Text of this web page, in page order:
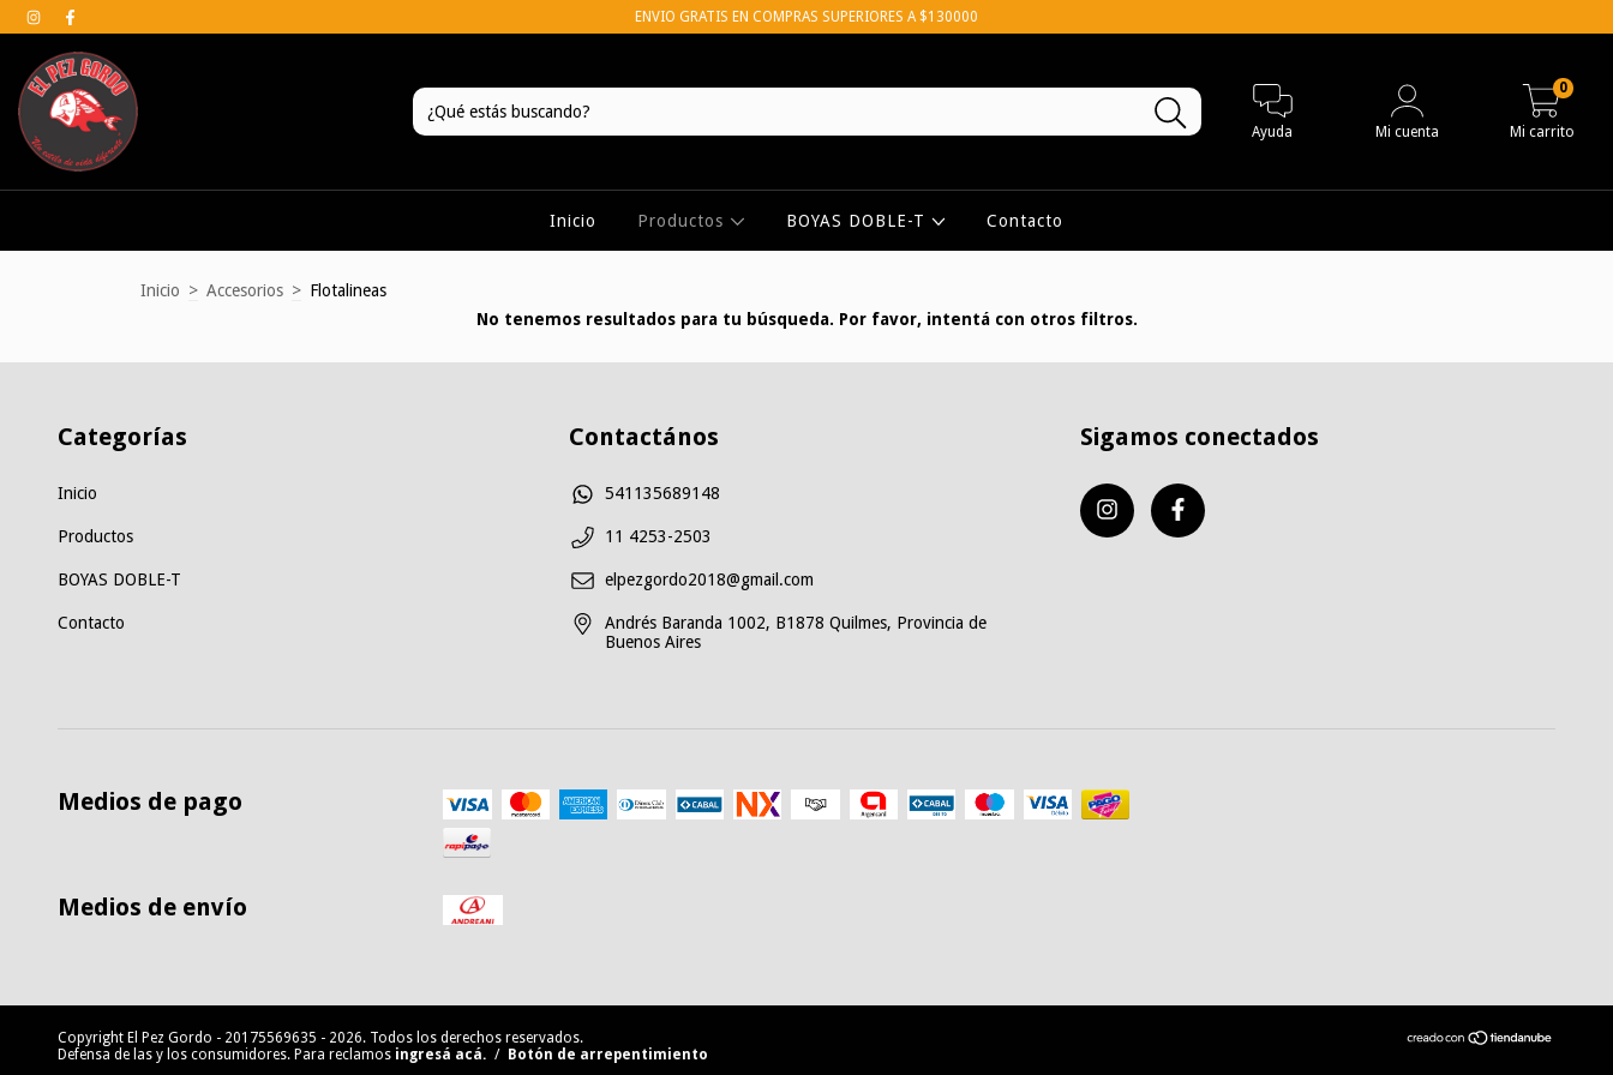
ENVIO GRATIS EN COMPRAS SUPERIORES A $130000
Ayuda Mi cuenta Mi carrito
0
Inicio Productos BOYAS DOBLE-T Contacto
Inicio > Accesorios > Flotalineas
No tenemos resultados para tu búsqueda. Por favor, intentá con otros filtros.
Categorías
Inicio
Productos
BOYAS DOBLE-T
Contacto
Contactános
541135689148
11 4253-2503
elpezgordo2018@gmail.com
Andrés Baranda 1002, B1878 Quilmes, Provincia de
Buenos Aires
Sigamos conectados
Medios de pago
Medios de envío
Copyright El Pez Gordo - 20175569635 - 2026. Todos los derechos reservados.
Defensa de las y los consumidores. Para reclamos ingresá acá. / Botón de arrepentimiento